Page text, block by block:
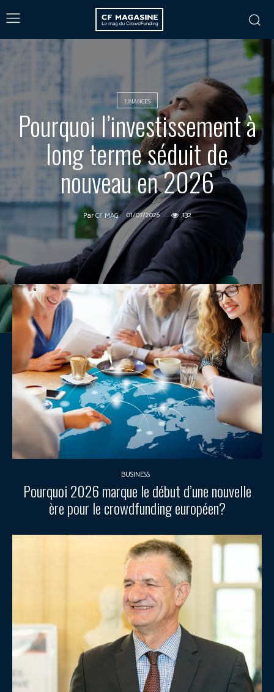
FINANCES
Pourquoi l’investissement à
long terme séduit de
nouveau en 2026
ParCF MAG 01/07/2026 132
BUSINESS
Pourquoi 2026 marque le début d’une nouvelle
ère pour le crowdfunding européen?